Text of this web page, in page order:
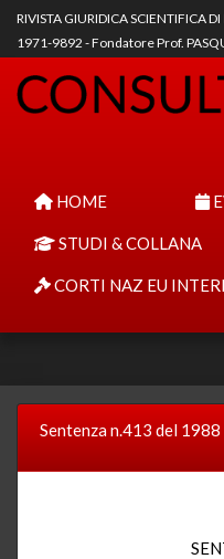
RIVISTA GIURIDICA SCIENTIFICA DI
1971-9892 - Fondatore Prof.
HOME
STUDI & COLLANA
CORTI NAZ EU
Sentenza n.413 del 1988